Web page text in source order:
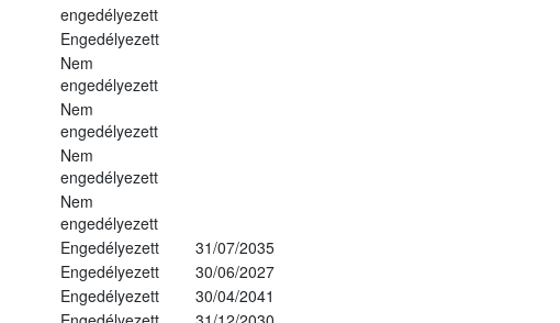
engedélyezett
Engedélyezett
Nem
engedélyezett
Nem
engedélyezett
Nem
engedélyezett
Nem
engedélyezett
Engedélyezett
31/07/2035
Engedélyezett
30/06/2027
Engedélyezett
30/04/2041